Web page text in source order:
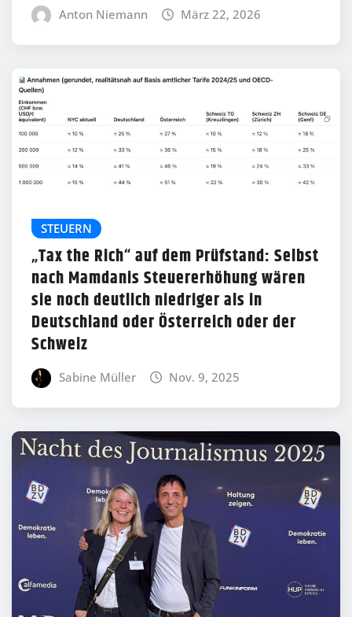
Anton Niemann März 22, 2026
STEUERN
„Tax the Rich“ auf dem Prüfstand: Selbst
nach Mamdanis Steuererhöhung wären
sie noch deutlich niedriger als in
Deutschland oder Österreich oder der
Schweiz
Sabine Müller Nov. 9, 2025